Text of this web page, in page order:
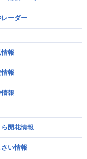
レーダー
情報
報
報
ら開花情報
さい情報